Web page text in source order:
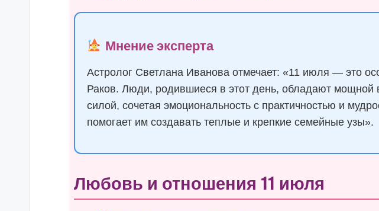
Мнение эксперта
Астролог Светлана Иванова отмечает: «11 июля — это
Раков. Люди, родившиеся в этот день, обладают мощной
силой, сочетая эмоциональность с практичностью и
помогает им создавать теплые и крепкие семейные узы».
Любовь и отношения 11 июля